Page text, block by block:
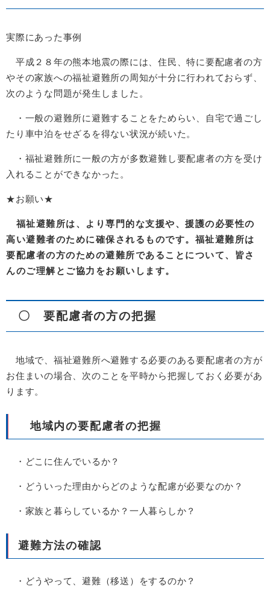
実際にあった事例
平成２８年の熊本地震の際には、住民、特に要配慮者の方
やその家族への福祉避難所の周知が十分に行われておらず、
次のような問題が発生しました。
・一般の避難所に避難することをためらい、自宅で過ごし
たり車中泊をせざるを得ない状況が続いた。
・福祉避難所に一般の方が多数避難し要配慮者の方を受け
入れることができなかった。
★お願い★
福祉避難所は、より専門的な支援や、援護の必要性の
高い避難者のために確保されるものです。福祉避難所は
要配慮者の方のための避難所であることについて、皆さ
んのご理解とご協力をお願いします。
〇 要配慮者の方の把握
地域で、福祉避難所へ避難する必要のある要配慮者の方が
お住まいの場合、次のことを平時から把握しておく必要があ
ります。
地域内の要配慮者の把握
・どこに住んでいるか？
・どういった理由からどのような配慮が必要なのか？
・家族と暮らしているか？一人暮らしか？
避難方法の確認
・どうやって、避難（移送）をするのか？